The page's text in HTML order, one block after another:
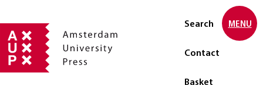
Search
Contact
Basket
MENU